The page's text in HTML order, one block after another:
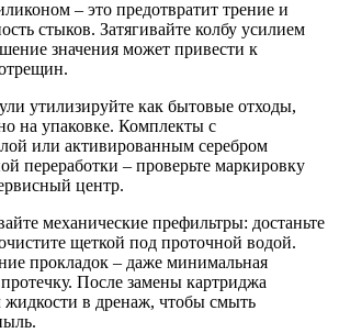
– это предотвратит трение и
стыков. Затягивайте колбу усилием
значения может привести к
утилизируйте как бытовые отходы,
на упаковке. Комплекты с
или активированным серебром
переработки – проверьте маркировку
центр.
механические префильтры: достаньте
щеткой под проточной водой.
прокладок – даже минимальная
После замены картриджа
жидкости в дренаж, чтобы смыть